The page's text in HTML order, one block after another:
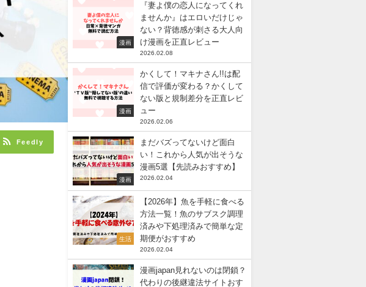
Feedly
漫画
『妻よ僕の恋人になってくれ
ませんか』はエロいだけじゃ
ない？背徳感が刺さる大人向
け漫画を正直レビュー
2026.02.08
漫画
かくして！マキナさん!!は配
信で評価が変わる？かくして
ない版と規制差分を正直レビ
ュー
2026.02.06
漫画
まだバズってないけど面白
い！これから人気が出そうな
漫画5選【先読みおすすめ】
2026.02.04
生活
【2026年】魚を手軽に食べる
方法一覧！魚のサブスク調理
済みや下処理済みで簡単な定
期便がおすすめ
2026.02.04
漫画japan見れないのは閉鎖？
代わりの後継違法サイトおす